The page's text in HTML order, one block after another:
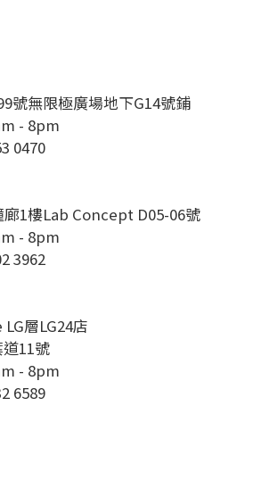
號無限極廣場地下G14號鋪
- 8pm
0470
廊1樓Lab Concept D05-06號
- 8pm
3962
層LG24店
11號
- 8pm
6589